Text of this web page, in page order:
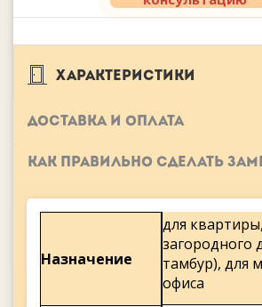
ХАРАКТЕРИСТИКИ
ДОСТАВКА И ОПЛАТА
КАК ПРАВИЛЬНО СДЕЛАТЬ
Назначение
для
загородного
тамбур), для
офиса